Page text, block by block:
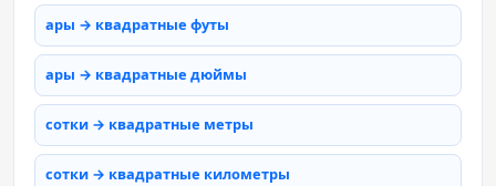
ары → квадратные футы
ары → квадратные дюймы
сотки → квадратные метры
сотки → квадратные километры